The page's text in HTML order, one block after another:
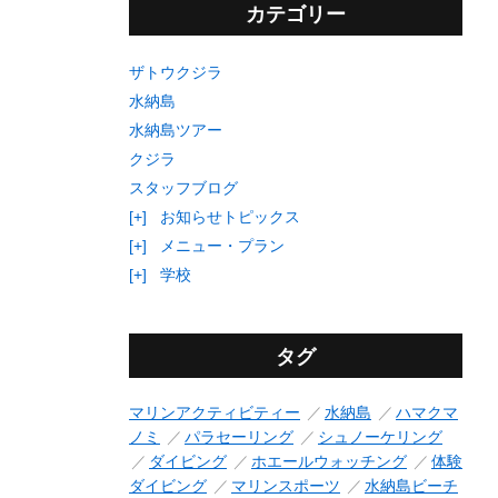
カテゴリー
ザトウクジラ
水納島
水納島ツアー
クジラ
スタッフブログ
[+]
お知らせトピックス
[+]
メニュー・プラン
[+]
学校
タグ
マリンアクティビティー 水納島
ハマクマ
ノミ
パラセーリング
シュノーケリング
ダイビング
ホエールウォッチング
体験
ダイビング
マリンスポーツ
水納島ビーチ